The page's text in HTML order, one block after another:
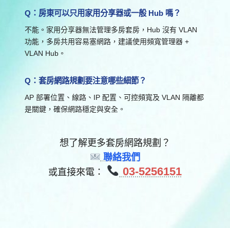
Q：房東可以只用家用分享器或一般 Hub 嗎？
不能。家用分享器無法管理多房套房，Hub 沒有 VLAN
功能，多房共用容易塞網路，建議使用頻寬管理器 +
VLAN Hub。
Q：套房網路規劃要注意哪些細節？
AP 部署位置、線路、IP 配置、可控頻寬及 VLAN 隔離都
是關鍵，確保網路穩定與安全。
想了解更多套房網路規劃？
聯絡我們
或直接來電：
03-5256151